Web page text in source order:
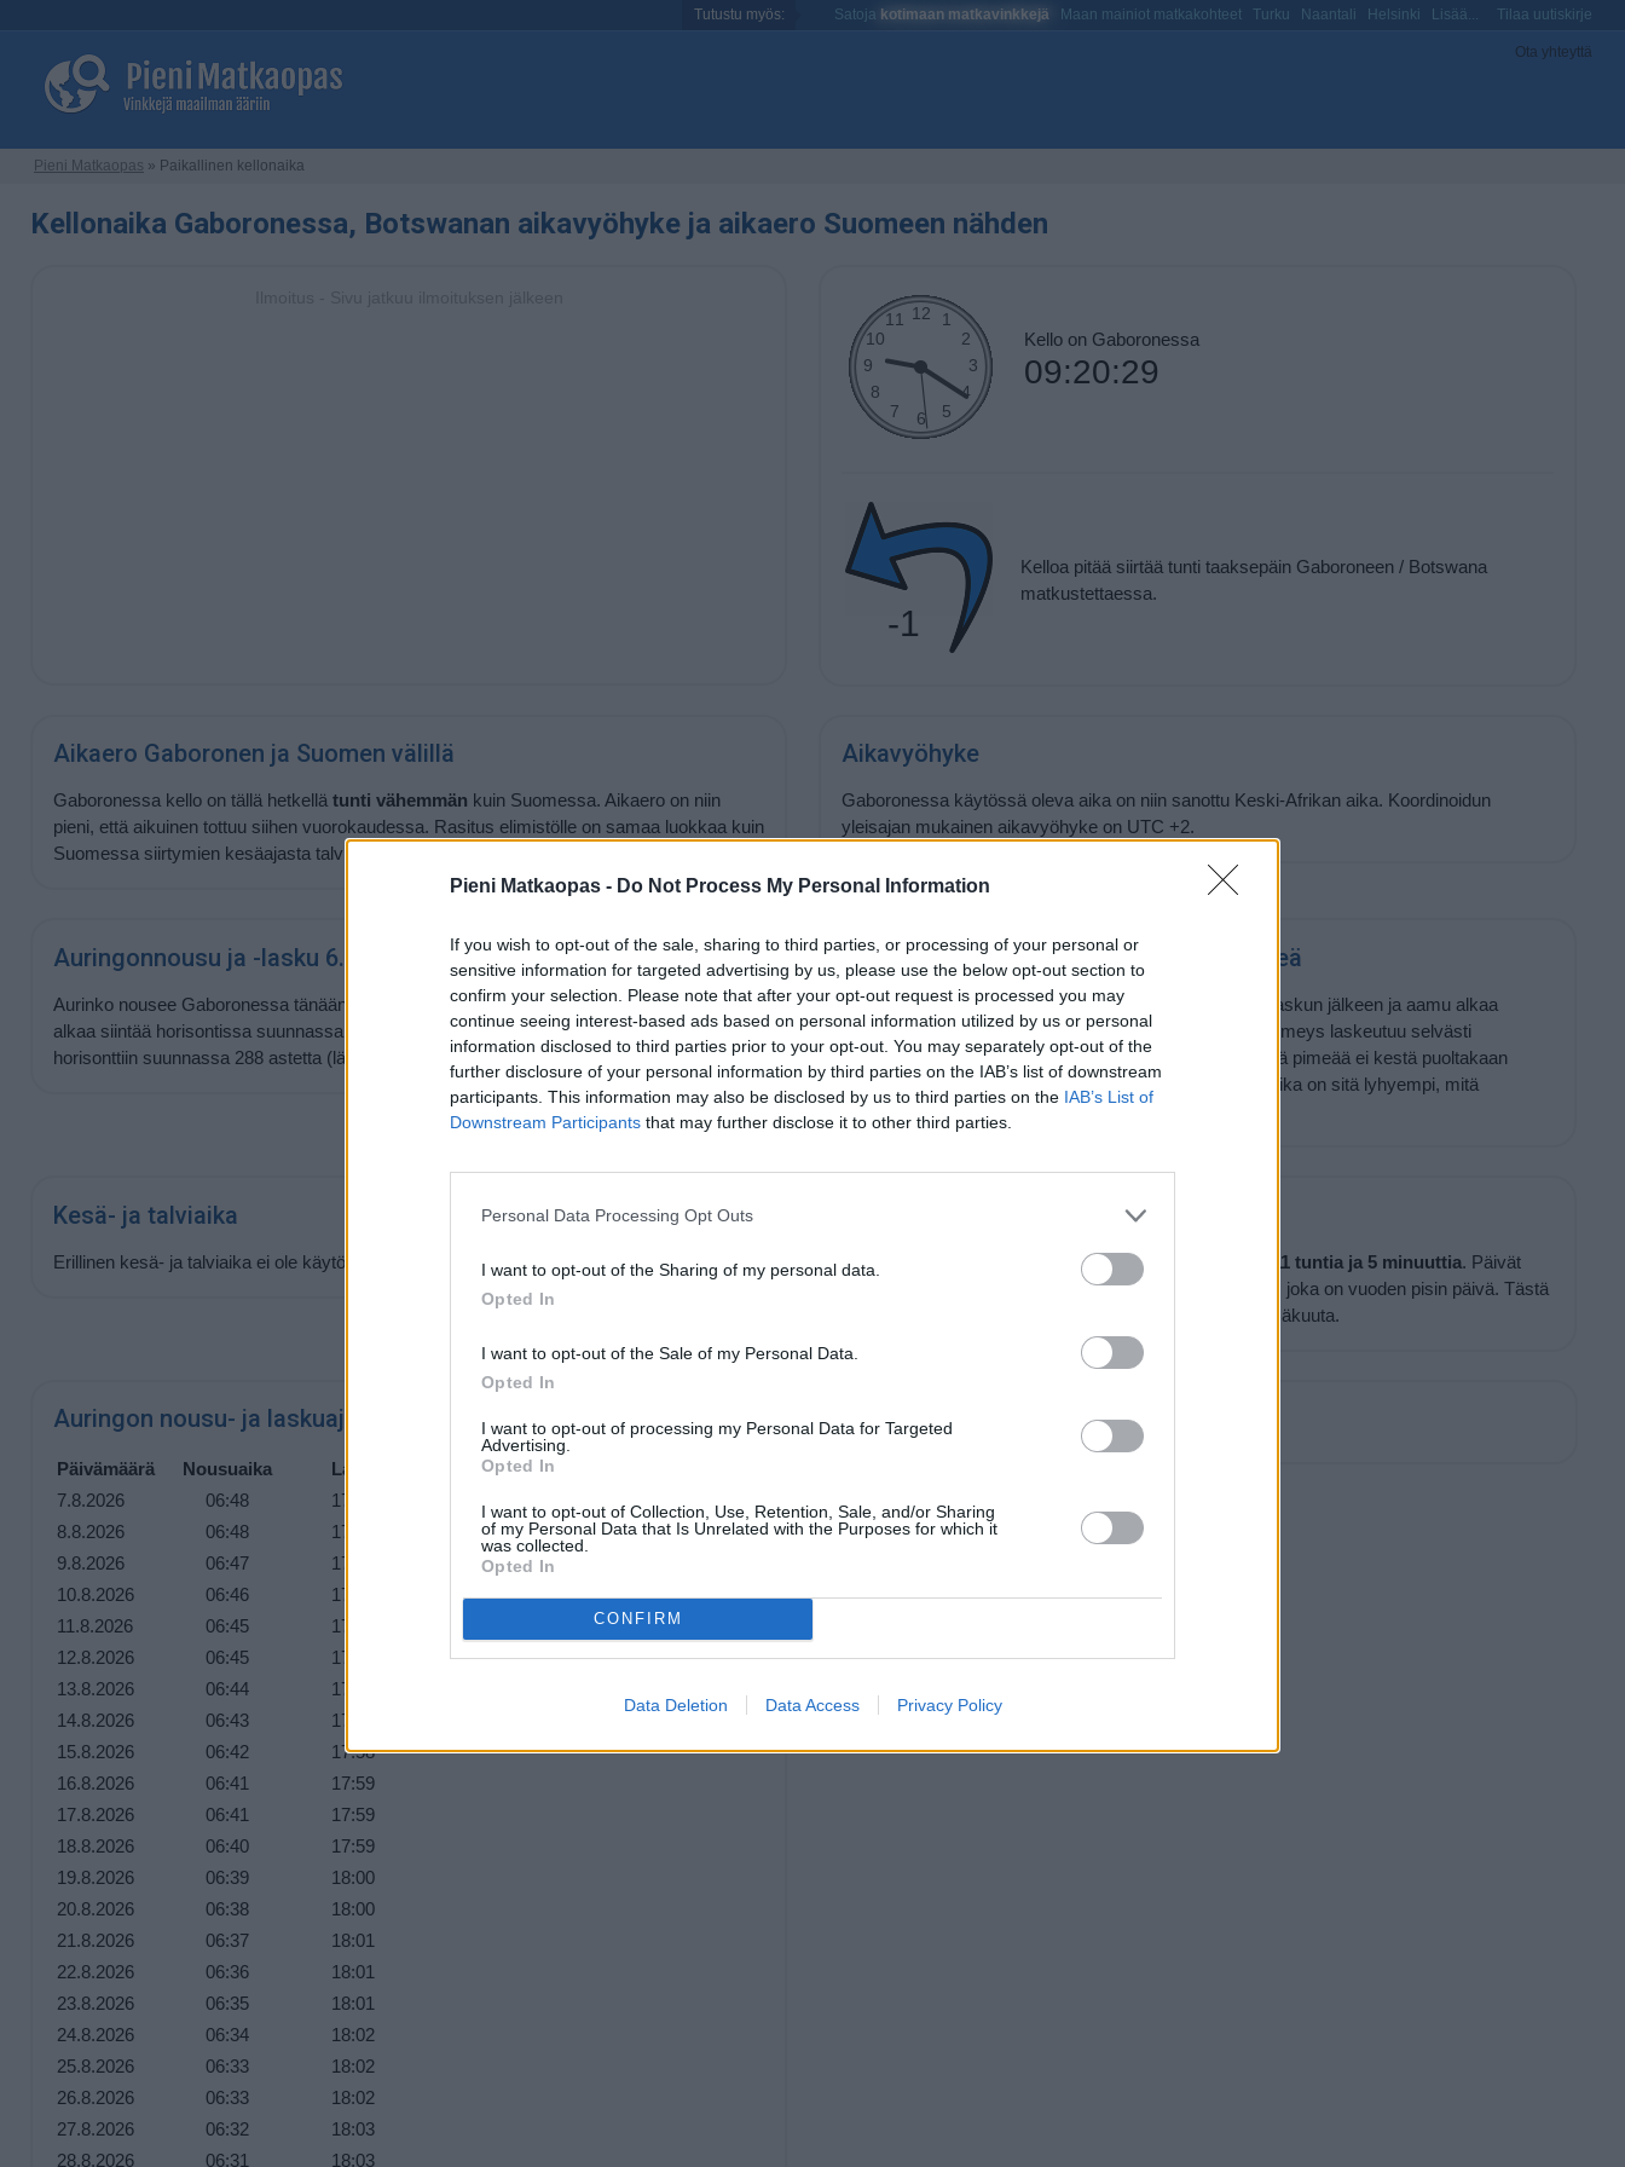
Pieni Matkaopas - Do Not Process My Personal Information
If you wish to opt-out of the sale, sharing to third parties, or processing of your personal or
sensitive information for targeted advertising by us, please use the below opt-out section to
confirm your selection. Please note that after your opt-out request is processed you may
continue seeing interest-based ads based on personal information utilized by us or personal
information disclosed to third parties prior to your opt-out. You may separately opt-out of the
further disclosure of your personal information by third parties on the IAB’s list of downstream
participants. This information may also be disclosed by us to third parties on the IAB’s List of
Downstream Participants that may further disclose it to other third parties.
Personal Data Processing Opt Outs
I want to opt-out of the Sharing of my personal data.
Opted In
I want to opt-out of the Sale of my Personal Data.
Opted In
I want to opt-out of processing my Personal Data for Targeted
Advertising.
Opted In
I want to opt-out of Collection, Use, Retention, Sale, and/or Sharing
of my Personal Data that Is Unrelated with the Purposes for which it
was collected.
Opted In
CONFIRM
Data Deletion Data Access Privacy Policy
Tutustu myös: Satoja kotimaan matkavinkkejä Maan mainiot matkakohteet Turku Naantali Helsinki Lisää... Tilaa uutiskirje
Ota yhteyttä
Pieni Matkaopas » Paikallinen kellonaika
Kellonaika Gaboronessa, Botswanan aikavyöhyke ja aikaero Suomeen nähden
Kello on Gaboronessa
09:20:29
-1
Kelloa pitää siirtää tunti taaksepäin Gaboroneen / Botswana
matkustettaessa.
Aikaero Gaboronen ja Suomen välillä
Gaboronessa kello on tällä hetkellä tunti vähemmän kuin Suomessa. Aikaero on niin
pieni, että aikuinen tottuu siihen vuorokaudessa. Rasitus elimistölle on samaa luokkaa kuin
Suomessa siirtymien kesäajasta talviaikaan.
Aikavyöhyke
Gaboronessa käytössä oleva aika on niin sanottu Keski-Afrikan aika. Koordinoidun
yleisajan mukainen aikavyöhyke on UTC +2.
Auringonnousu ja -lasku 6.8.2026
Aurinko nousee Gaboronessa tänään kello ja laskee kello17:54. Nouseva aurinko
alkaa siintää horisontissa suunnassa 72 astetta (itä) ja laskeva aurinko painuu mailleen
horisonttiin suunnassa 288 astetta (länsi).
Kuinka nopeasti Gaboronessa tulee pimeä
Gaboronessa on hämärää vielä24 minuuttia
auringonlaskun jälkeen ja aamu alkaa
sarastaa saman verran ennen auringonnousua. Täysi pimeys laskeutuu selvästi
nopeammin kuin Suomessa. Hämärän aika, joka edeltää pimeää ei kestä puoltakaan
Etelä-Suomen vastaavasta. Yleisesti ottaen, hämärän aika on sitä lyhyempi, mitä
lähempänä päiväntasaajaa ollaan.
Kesä- ja talviaika
Erillinen kesä- ja talviaika ei ole käytössä Gaboronessa tänä vuonna. Päivän pituus Gaboronessa on tähän aikaan vuodesta 11 tuntia ja 5 minuuttia. Päivät
pitenevät hiljalleen, ja tätä jatkuu aina 21. joulukuuta asti, joka on vuoden pisin päivä. Tästä
eteenpäin päivät alkavat lyhetä, ja lyhin päivä on 20. kesäkuuta.
Auringon nousu- ja laskuajat lähipäivinä
Päivämäärä Nousuaika
Laskuaika
7.8.2026
06:48
17:55
8.8.2026
06:48
17:55
9.8.2026
06:47
17:56
10.8.2026
06:46
17:56
11.8.2026
06:45
17:57
12.8.2026
06:45
17:57
13.8.2026
06:44
17:57
14.8.2026
06:43
17:58
15.8.2026
06:42
17:58
16.8.2026
06:41
17:59
17.8.2026
06:41
17:59
18.8.2026
06:40
17:59
19.8.2026
06:39
18:00
20.8.2026
06:38
18:00
21.8.2026
06:37
18:01
22.8.2026
06:36
18:01
23.8.2026
06:35
18:01
24.8.2026
06:34
18:02
25.8.2026
06:33
18:02
26.8.2026
06:33
18:02
27.8.2026
06:32
18:03
28.8.2026
06:31 18:03